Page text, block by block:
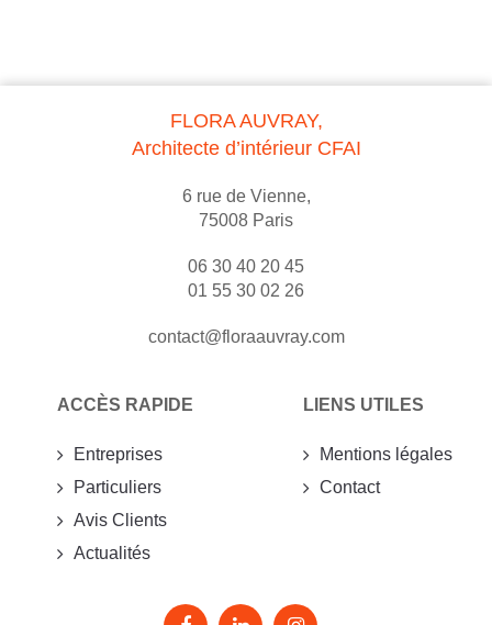
FLORA AUVRAY,
Architecte d’intérieur CFAI
6 rue de Vienne,
75008 Paris
06 30 40 20 45
01 55 30 02 26
contact@floraauvray.com
ACCÈS RAPIDE
Entreprises
Particuliers
Avis Clients
Actualités
LIENS UTILES
Mentions légales
Contact